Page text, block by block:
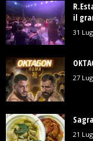
il
31
27
21